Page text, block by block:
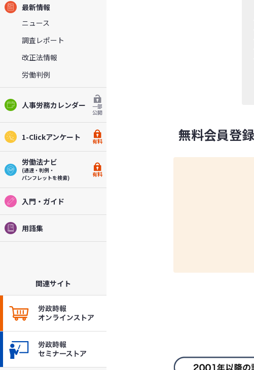
最新情報
ニュース
調査レポート
改正法情報
労働判例
人事労務カレンダー
一部
公開
1-Clickアンケート 有料
労働法ナビ
(通達・判例・
パンフレットを検索)
有料
入門・ガイド
用語集
関連サイト
無料会員登